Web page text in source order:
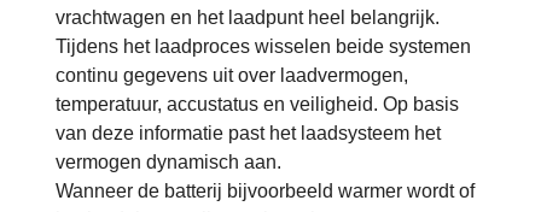
vrachtwagen en het laadpunt heel belangrijk.
Tijdens het laadproces wisselen beide systemen
continu gegevens uit over laadvermogen,
temperatuur, accustatus en veiligheid. Op basis
van deze informatie past het laadsysteem het
vermogen dynamisch aan.
Wanneer de batterij bijvoorbeeld warmer wordt of